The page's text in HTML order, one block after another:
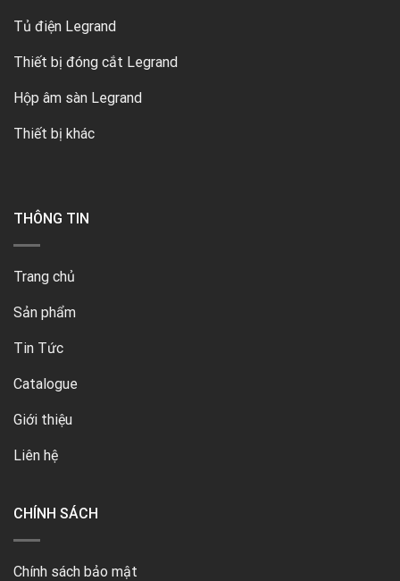
Tủ điện Legrand
Thiết bị đóng cắt Legrand
Hộp âm sàn Legrand
Thiết bị khác
THÔNG TIN
Trang chủ
Sản phẩm
Tin Tức
Catalogue
Giới thiệu
Liên hệ
CHÍNH SÁCH
Chính sách bảo mật